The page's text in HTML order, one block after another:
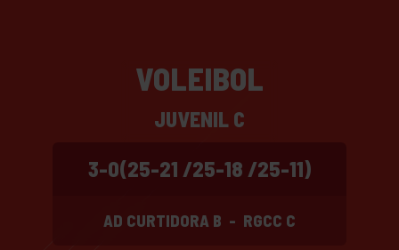
VOLEIBOL
JUVENIL C
3-0(25-21 /25-18 /25-11)
AD CURTIDORA B - RGCC C